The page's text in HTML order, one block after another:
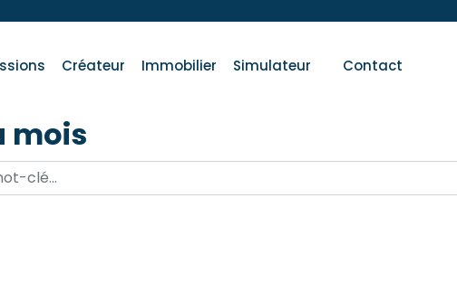
Créateur Immobilier Simulateur Contact
mois